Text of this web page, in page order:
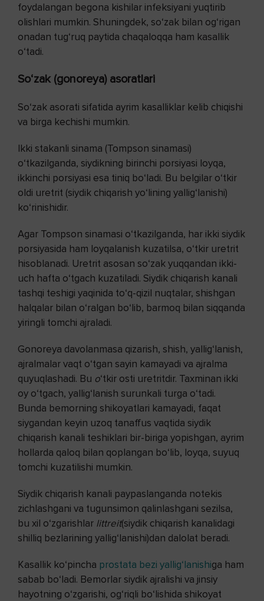
foydalangan begona kishilar infeksiyani yuqtirib
olishlari mumkin. Shuningdek, so‘zak bilan og‘rigan
onadan tug‘ruq paytida chaqaloqqa ham kasallik
o‘tadi.
So‘zak (gonoreya) asoratlari
So‘zak asorati sifatida ayrim kasalliklar kelib chiqishi
va birga kechishi mumkin.
Ikki stakanli sinama (Tompson sinamasi)
o‘tkazilganda, siydikning birinchi porsiyasi loyqa,
ikkinchi porsiyasi esa tiniq bo‘ladi. Bu belgilar o‘tkir
oldi uretrit (siydik chiqarish yo‘lining yallig‘lanishi)
ko‘rinishidir.
Agar Tompson sinamasi o‘tkazilganda, har ikki siydik
porsiyasida ham loyqalanish kuzatilsa, o‘tkir uretrit
hisoblanadi. Uretrit asosan so‘zak yuqqandan ikki-
uch hafta o‘tgach kuzatiladi. Siydik chiqarish kanali
tashqi teshigi yaqinida to‘q-qizil nuqtalar, shishgan
halqalar bilan o‘ralgan bo‘lib, barmoq bilan siqqanda
yiringli tomchi ajraladi.
Gonoreya davolanmasa qizarish, shish, yallig‘lanish,
ajralmalar vaqt o‘tgan sayin kamayadi va ajralma
quyuqlashadi. Bu o‘tkir osti uretritdir. Taxminan ikki
oy o‘tgach, yallig‘lanish surunkali turga o‘tadi.
Bunda bemorning shikoyatlari kamayadi, faqat
siygandan keyin uzoq tanaffus vaqtida siydik
chiqarish kanali teshiklari bir-biriga yopishgan, ayrim
hollarda qaloq bilan qoplangan bo‘lib, loyqa, suyuq
tomchi kuzatilishi mumkin.
Siydik chiqarish kanali paypaslanganda notekis
zichlashgani va tugunsimon qalinlashgani sezilsa,
bu xil o‘zgarishlar littreit(siydik chiqarish kanalidagi
shilliq bezlarining yallig‘lanishi)dan dalolat beradi.
Kasallik ko‘pincha prostata bezi yallig‘lanishiga ham
sabab bo‘ladi. Bemorlar siydik ajralishi va jinsiy
hayotning o‘zgarishi, og‘riqli bo‘lishida shikoyat